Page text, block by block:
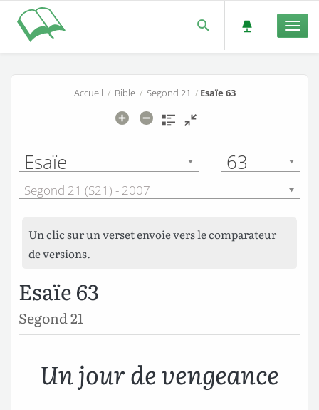
Accueil / Bible/ Segond 21 / Esaïe 63
Esaïe 63
Segond 21 (S21) - 2007
Un clic sur un verset envoie vers le comparateur
de versions.
Esaïe 63
Segond 21
Un jour de vengeance